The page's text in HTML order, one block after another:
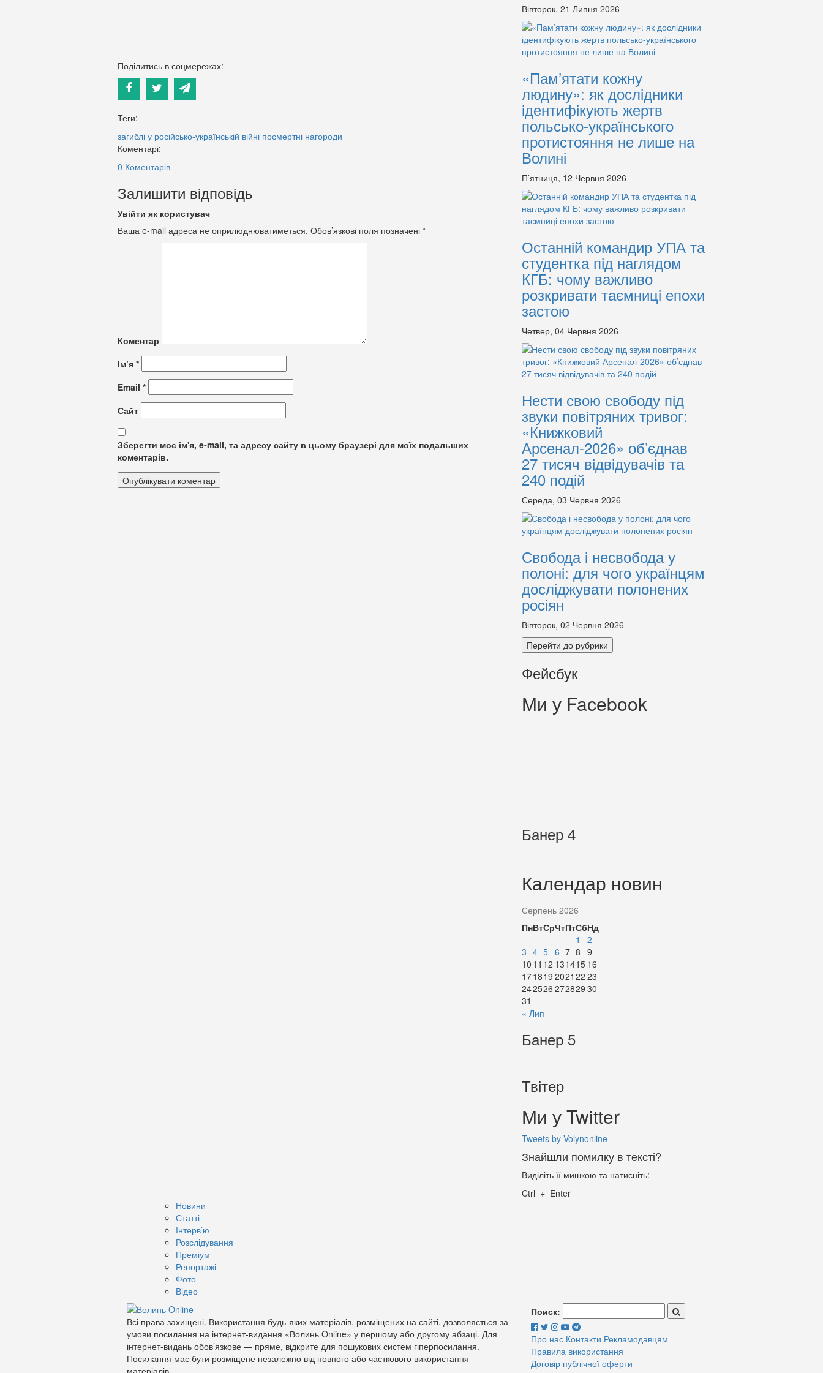
Поділитись в соцмережах:
Теги:
загиблі у російсько-українській війні посмертні нагороди
Коментарі:
0 Коментарів
Залишити відповідь
Увійти як користувач
Ваша e-mail адреса не оприлюднюватиметься. Обов’язкові поля позначені *
Коментар
Ім’я *
Email *
Сайт
Зберегти моє ім'я, e-mail, та адресу сайту в цьому браузері для моїх подальших
коментарів.
Вівторок, 21 Липня 2026
«Пам’ятати кожну
людину»: як дослідники
ідентифікують жертв
польсько-українського
протистояння не лише на
Волині
П’ятниця, 12 Червня 2026
Останній командир УПА та
студентка під наглядом
КГБ: чому важливо
розкривати таємниці епохи
застою
Четвер, 04 Червня 2026
Нести свою свободу під
звуки повітряних тривог:
«Книжковий
Арсенал-2026» об’єднав
27 тисяч відвідувачів та
240 подій
Середа, 03 Червня 2026
Свобода і несвобода у
полоні: для чого українцям
досліджувати полонених
росіян
Вівторок, 02 Червня 2026
Перейти до рубрики
Фейсбук
Ми у Facebook
Банер 4
Календар новин
Серпень 2026
ПнВтСрЧтПтСбНд
1
2
3 4 5 6 7 8 9
10 11 12 131415 16
171819 2021 22 23
242526 272829 30
31
« Лип
Банер 5
Твітер
Ми у Twitter
Tweets by Volynonline
Знайшли помилку в тексті?
Виділіть її мишкою та натисніть:
Ctrl + Enter
Новини
Статті
Інтерв’ю
Розслідування
Преміум
Репортажі
Фото
Відео
Всі права захищені. Використання будь-яких матеріалів, розміщених на сайті, дозволяється за
умови посилання на інтернет-видання «Волинь Online» у першому або другому абзаці. Для
інтернет-видань обов’язкове — пряме, відкрите для пошукових систем гіперпосилання.
Посилання має бути розміщене незалежно від повного або часткового використання
Поиск:
Про нас Контакти Рекламодавцям
Правила використання
Договір публічної оферти